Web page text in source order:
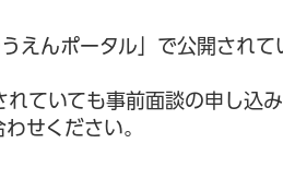
えんポータル」で公開されて
ていても事前面談の申し込み
せください。